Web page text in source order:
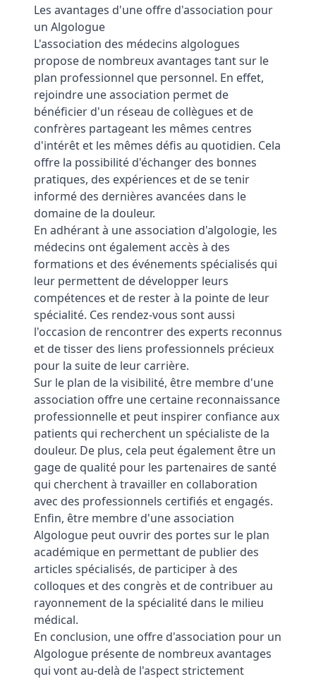
Les avantages d'une offre d'association pour
un Algologue
L'association des médecins algologues
propose de nombreux avantages tant sur le
plan professionnel que personnel. En effet,
rejoindre une association permet de
bénéficier d'un réseau de collègues et de
confrères partageant les mêmes centres
d'intérêt et les mêmes défis au quotidien. Cela
offre la possibilité d'échanger des bonnes
pratiques, des expériences et de se tenir
informé des dernières avancées dans le
domaine de la douleur.
En adhérant à une association d'algologie, les
médecins ont également accès à des
formations et des événements spécialisés qui
leur permettent de développer leurs
compétences et de rester à la pointe de leur
spécialité. Ces rendez-vous sont aussi
l'occasion de rencontrer des experts reconnus
et de tisser des liens professionnels précieux
pour la suite de leur carrière.
Sur le plan de la visibilité, être membre d'une
association offre une certaine reconnaissance
professionnelle et peut inspirer confiance aux
patients qui recherchent un spécialiste de la
douleur. De plus, cela peut également être un
gage de qualité pour les partenaires de santé
qui cherchent à travailler en collaboration
avec des professionnels certifiés et engagés.
Enfin, être membre d'une association
Algologue peut ouvrir des portes sur le plan
académique en permettant de publier des
articles spécialisés, de participer à des
colloques et des congrès et de contribuer au
rayonnement de la spécialité dans le milieu
médical.
En conclusion, une offre d'association pour un
Algologue présente de nombreux avantages
qui vont au-delà de l'aspect strictement